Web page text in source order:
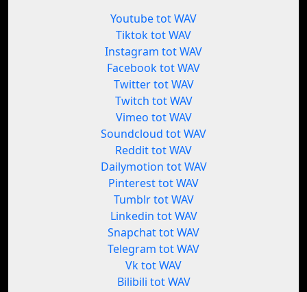
Youtube tot WAV
Tiktok tot WAV
Instagram tot WAV
Facebook tot WAV
Twitter tot WAV
Twitch tot WAV
Vimeo tot WAV
Soundcloud tot WAV
Reddit tot WAV
Dailymotion tot WAV
Pinterest tot WAV
Tumblr tot WAV
Linkedin tot WAV
Snapchat tot WAV
Telegram tot WAV
Vk tot WAV
Bilibili tot WAV